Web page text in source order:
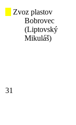
Zvoz plastov
Bobrovec
(Liptovský
Mikuláš)
31